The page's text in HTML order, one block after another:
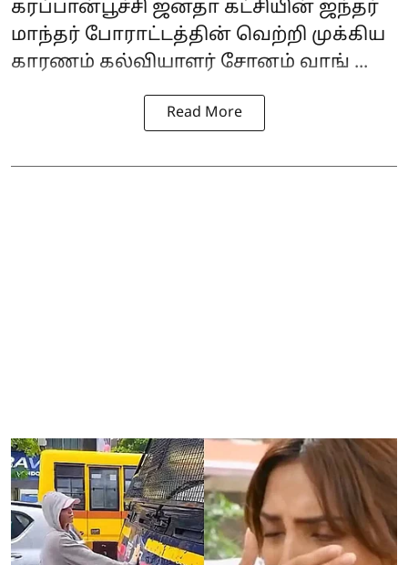
கரப்பான்பூச்சி ஜனதா கட்சியின் ஜந்தர்
மாந்தர் போராட்டத்தின் வெற்றி முக்கிய
காரணம் கல்வியாளர் சோனம் வாங் ...
Read More